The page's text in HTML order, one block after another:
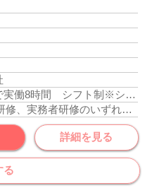
実働8時間 シフト制 ※シフト制
介護福祉士、初任者研修、実務者研修のいずれかの資格をお持ちの方
詳細を見る
る